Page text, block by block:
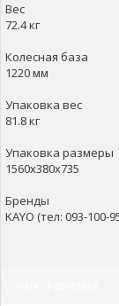
Вес
72.4 кг
Колесная база
1220 мм
Упаковка вес
81.8 кг
Упаковка размеры
1560х380х735
Бренды
KAYO (тел: 093-100-